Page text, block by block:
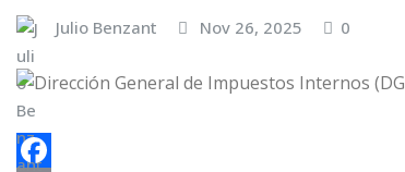
Julio Benzant Nov 26, 2025 0